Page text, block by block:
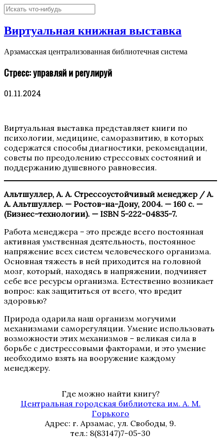
Виртуальная книжная выставка
Арзамасская централизованная библиотечная система
Стресс: управляй и регулируй
01.11.2024
Виртуальная выставка представляет книги по
психологии, медицине, саморазвитию, в которых
содержатся способы диагностики, рекомендации,
советы по преодолению стрессовых состояний и
поддержанию душевного равновесия.
Альтшуллер, А. А. Стрессоустойчивый менеджер / А.
А. Альтшуллер. — Ростов-на-Дону, 2004. — 160 с. —
(Бизнес-технологии). — ISBN 5-222-04835-7.
Работа менеджера – это прежде всего постоянная
активная умственная деятельность, постоянное
напряжение всех систем человеческого организма.
Основная тяжесть в ней приходится на головной
мозг, который, находясь в напряжении, подчиняет
себе все ресурсы организма. Естественно возникает
вопрос: как защититься от всего, что вредит
здоровью?
Природа одарила наш организм могучими
механизмами саморегуляции. Умение использовать
возможности этих механизмов – великая сила в
борьбе с дистрессовыми факторами, и это умение
необходимо взять на вооружение каждому
менеджеру.
Где можно найти книгу?
Центральная городская библиотека им. А. М.
Горького
Адрес: г. Арзамас, ул. Свободы, 9.
тел.: 8(83147)7-05-30